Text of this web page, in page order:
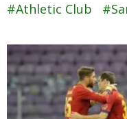
Athletic Club